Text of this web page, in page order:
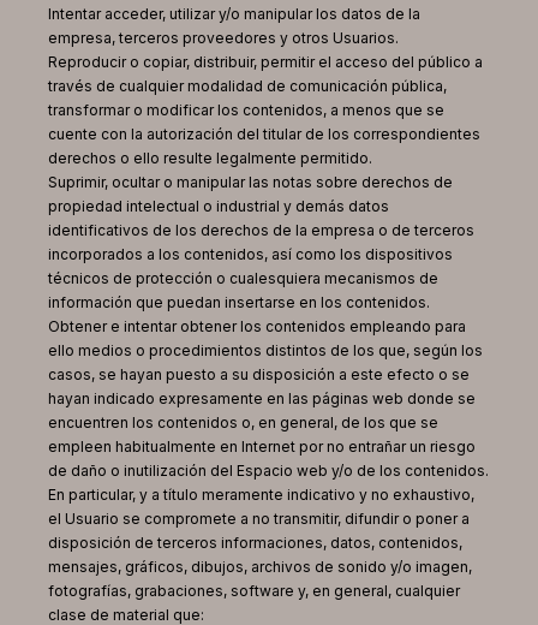
Intentar acceder, utilizar y/o manipular los datos de la
empresa, terceros proveedores y otros Usuarios.
Reproducir o copiar, distribuir, permitir el acceso del público a
través de cualquier modalidad de comunicación pública,
transformar o modificar los contenidos, a menos que se
cuente con la autorización del titular de los correspondientes
derechos o ello resulte legalmente permitido.
Suprimir, ocultar o manipular las notas sobre derechos de
propiedad intelectual o industrial y demás datos
identificativos de los derechos de la empresa o de terceros
incorporados a los contenidos, así como los dispositivos
técnicos de protección o cualesquiera mecanismos de
información que puedan insertarse en los contenidos.
Obtener e intentar obtener los contenidos empleando para
ello medios o procedimientos distintos de los que, según los
casos, se hayan puesto a su disposición a este efecto o se
hayan indicado expresamente en las páginas web donde se
encuentren los contenidos o, en general, de los que se
empleen habitualmente en Internet por no entrañar un riesgo
de daño o inutilización del Espacio web y/o de los contenidos.
En particular, y a título meramente indicativo y no exhaustivo,
el Usuario se compromete a no transmitir, difundir o poner a
disposición de terceros informaciones, datos, contenidos,
mensajes, gráficos, dibujos, archivos de sonido y/o imagen,
fotografías, grabaciones, software y, en general, cualquier
clase de material que: